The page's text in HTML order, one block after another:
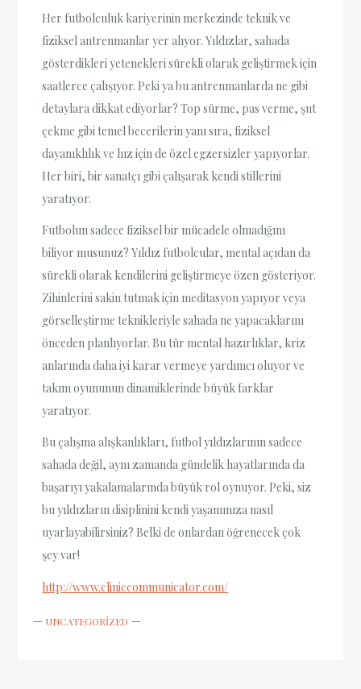
Her futbolculuk kariyerinin merkezinde teknik ve
fiziksel antrenmanlar yer alıyor. Yıldızlar, sahada
gösterdikleri yetenekleri sürekli olarak geliştirmek için
saatlerce çalışıyor. Peki ya bu antrenmanlarda ne gibi
detaylara dikkat ediyorlar? Top sürme, pas verme, şut
çekme gibi temel becerilerin yanı sıra, fiziksel
dayanıklılık ve hız için de özel egzersizler yapıyorlar.
Her biri, bir sanatçı gibi çalışarak kendi stillerini
yaratıyor.
Futbolun sadece fiziksel bir mücadele olmadığını
biliyor musunuz? Yıldız futbolcular, mental açıdan da
sürekli olarak kendilerini geliştirmeye özen gösteriyor.
Zihinlerini sakin tutmak için meditasyon yapıyor veya
görselleştirme teknikleriyle sahada ne yapacaklarını
önceden planlıyorlar. Bu tür mental hazırlıklar, kriz
anlarında daha iyi karar vermeye yardımcı oluyor ve
takım oyununun dinamiklerinde büyük farklar
yaratıyor.
Bu çalışma alışkanlıkları, futbol yıldızlarının sadece
sahada değil, aynı zamanda gündelik hayatlarında da
başarıyı yakalamalarında büyük rol oynuyor. Peki, siz
bu yıldızların disiplinini kendi yaşamınıza nasıl
uyarlayabilirsiniz? Belki de onlardan öğrenecek çok
şey var!
http://www.cliniccommunicator.com/
UNCATEGORIZED